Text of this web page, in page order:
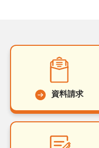
資料請求